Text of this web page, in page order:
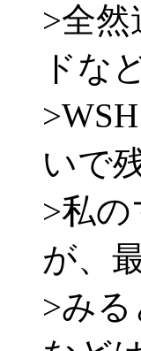
>全
ドな
いで
>私
が、
>み